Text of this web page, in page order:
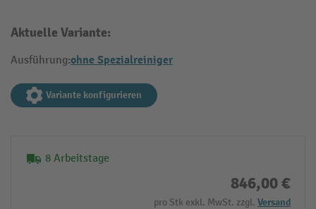
Aktuelle Variante:
Ausführung:ohne Spezialreiniger
Variante konfigurieren
8 Arbeitstage
846,00 €
pro Stk exkl. MwSt. zzgl. Versand